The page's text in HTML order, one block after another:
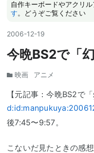
自作キーボードやアクリ
す。どうぞご覧ください
2006-12-19
今晩BS2で「
映画 アニメ
【元記事：今晩BS2で「
後7:45〜9:57。
こないだ見たときの感